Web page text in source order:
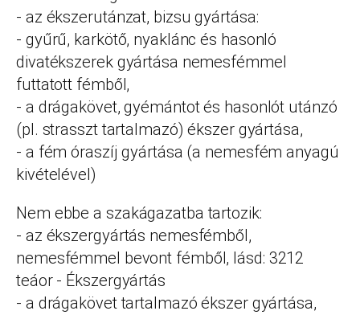
- az ékszerutánzat, bizsu gyártása:
- gyűrű, karkötő, nyaklánc és hasonló
divatékszerek gyártása nemesfémmel
futtatott fémből,
- a drágakövet, gyémántot és hasonlót utánzó
(pl. strasszt tartalmazó) ékszer gyártása,
- a fém óraszíj gyártása (a nemesfém anyagú
kivételével)
Nem ebbe a szakágazatba tartozik:
- az ékszergyártás nemesfémből,
nemesfémmel bevont fémből, lásd: 3212
teáor - Ékszergyártás
- a drágakövet tartalmazó ékszer gyártása,